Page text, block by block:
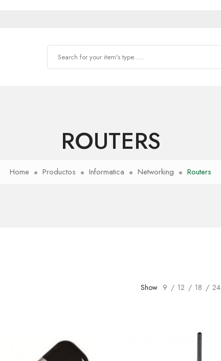
ROUTERS
Home Productos Informatica Networking Routers
Show 9 12 18 24